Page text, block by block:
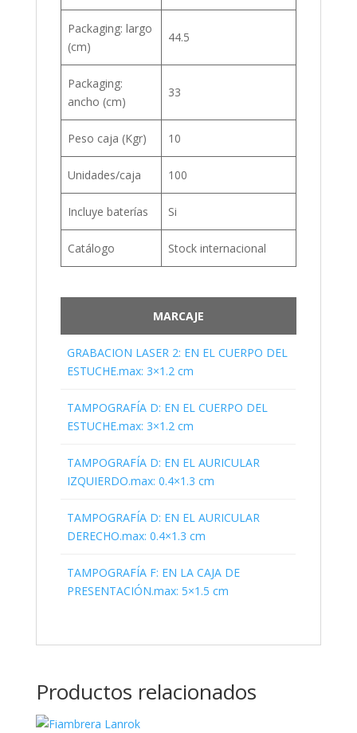
Packaging: largo
(cm)
44.5
Packaging:
ancho (cm)
33
Peso caja (Kgr) 10
Unidades/caja 100
Incluye baterías Si
Catálogo Stock internacional
MARCAJE
GRABACION LASER 2: EN EL CUERPO DEL
ESTUCHE.max: 3×1.2 cm
TAMPOGRAFÍA D: EN EL CUERPO DEL
ESTUCHE.max: 3×1.2 cm
TAMPOGRAFÍA D: EN EL AURICULAR
IZQUIERDO.max: 0.4×1.3 cm
TAMPOGRAFÍA D: EN EL AURICULAR
DERECHO.max: 0.4×1.3 cm
TAMPOGRAFÍA F: EN LA CAJA DE
PRESENTACIÓN.max: 5×1.5 cm
Productos relacionados